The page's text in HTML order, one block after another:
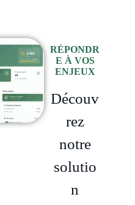
RÉPONDR
E À VOS
ENJEUX
Découv
rez
notre
solutio
n